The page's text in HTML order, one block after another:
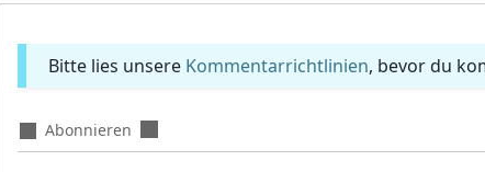
Bitte lies unsere Kommentarrichtlinien, bevor du
Abonnieren